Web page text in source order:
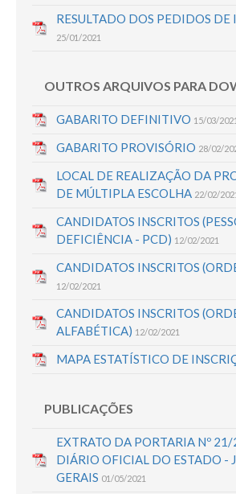
RESULTADO DOS PEDIDOS DE
25/01/2021
OUTROS ARQUIVOS PARA
GABARITO DEFINITIVO 15/03/2021
GABARITO PROVISÓRIO 28/02/
LOCAL DE REALIZAÇÃO DA
DE MÚLTIPLA ESCOLHA 22/02/
CANDIDATOS INSCRITOS
DEFICIÊNCIA - PCD) 12/02/2021
CANDIDATOS INSCRITOS
12/02/2021
CANDIDATOS INSCRITOS
ALFABÉTICA) 12/02/2021
MAPA ESTATÍSTICO DE
PUBLICAÇÕES
EXTRATO DA PORTARIA Nº
DIÁRIO OFICIAL DO ESTADO -
GERAIS 01/05/2021